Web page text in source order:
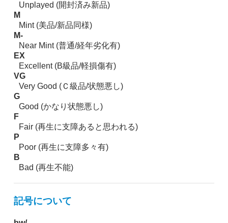
Unplayed (開封済み新品)
M
Mint (美品/新品同様)
M-
Near Mint (普通/経年劣化有)
EX
Excellent (B級品/軽損傷有)
VG
Very Good (Ｃ級品/状態悪し)
G
Good (かなり状態悪し)
F
Fair (再生に支障あると思われる)
P
Poor (再生に支障多々有)
B
Bad (再生不能)
記号について